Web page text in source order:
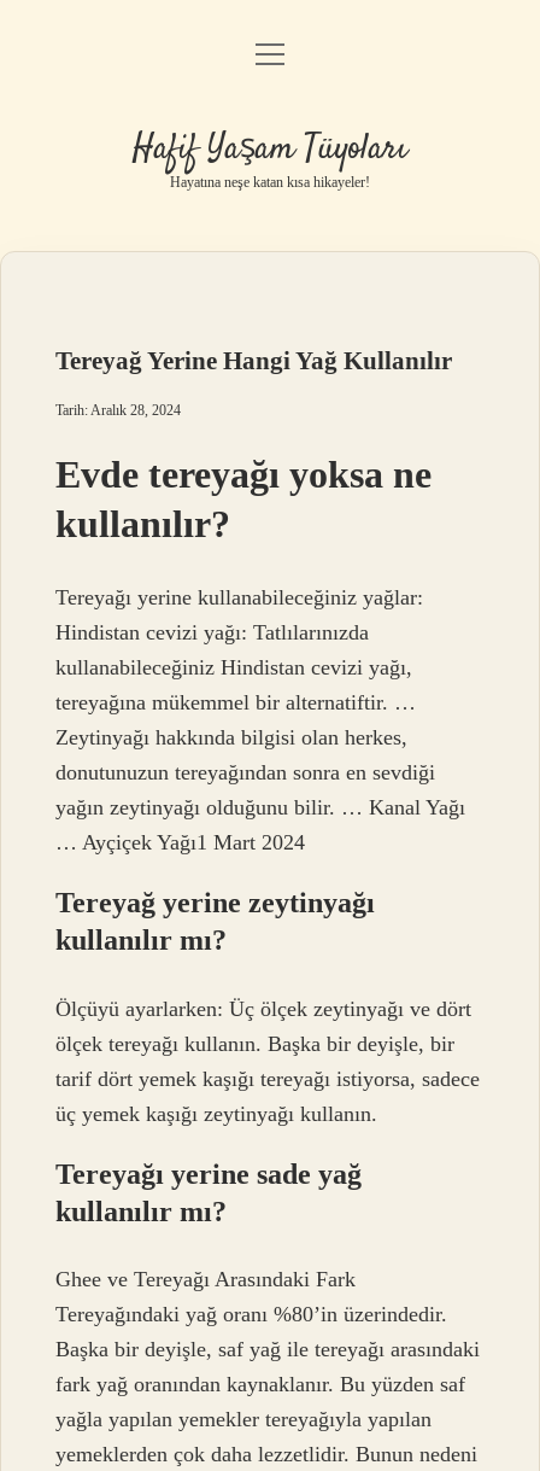
Anasayfa
Yasal Uyarı
menüyü
Hafif Yaşam Tüyoları
Hayatına neşe katan kısa hikayeler!
Tereyağ Yerine Hangi Yağ Kullanılır
Tarih: Aralık 28, 2024
Evde tereyağı yoksa ne
kullanılır?
Tereyağı yerine kullanabileceğiniz yağlar:
Hindistan cevizi yağı: Tatlılarınızda
kullanabileceğiniz Hindistan cevizi yağı,
tereyağına mükemmel bir alternatiftir. …
Zeytinyağı hakkında bilgisi olan herkes,
donutunuzun tereyağından sonra en sevdiği
yağın zeytinyağı olduğunu bilir. … Kanal Yağı
… Ayçiçek Yağı1 Mart 2024
Tereyağ yerine zeytinyağı
kullanılır mı?
Ölçüyü ayarlarken: Üç ölçek zeytinyağı ve dört
ölçek tereyağı kullanın. Başka bir deyişle, bir
tarif dört yemek kaşığı tereyağı istiyorsa, sadece
üç yemek kaşığı zeytinyağı kullanın.
Tereyağı yerine sade yağ
kullanılır mı?
Ghee ve Tereyağı Arasındaki Fark
Tereyağındaki yağ oranı %80’in üzerindedir.
Başka bir deyişle, saf yağ ile tereyağı arasındaki
fark yağ oranından kaynaklanır. Bu yüzden saf
yağla yapılan yemekler tereyağıyla yapılan
yemeklerden çok daha lezzetlidir. Bunun nedeni